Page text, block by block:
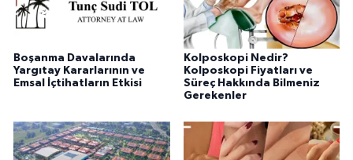
Boşanma Davalarında
Yargıtay Kararlarının ve
Emsal İçtihatların Etkisi
Kolposkopi Nedir?
Kolposkopi Fiyatları ve
Süreç Hakkında Bilmeniz
Gerekenler